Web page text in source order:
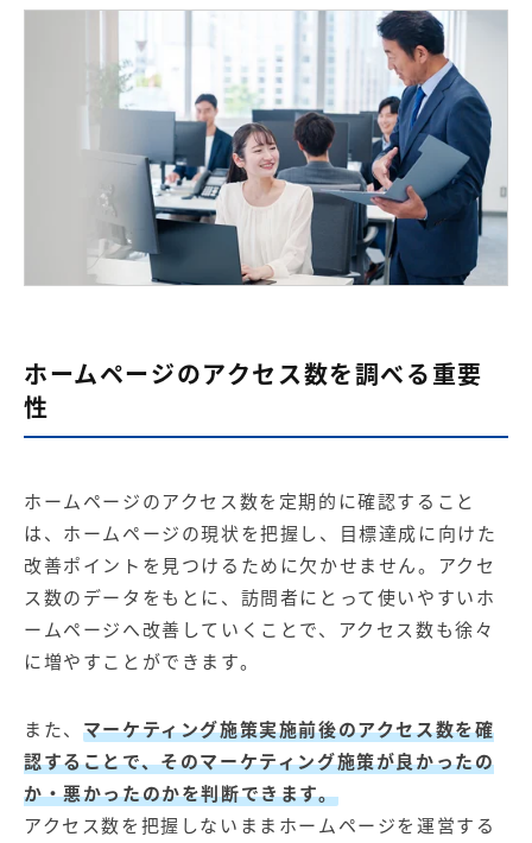
WEBプラス
ホームページのアクセス数を調べる重要
性
ホームページのアクセス数を定期的に確認すること
は、ホームページの現状を把握し、目標達成に向けた
改善ポイントを見つけるために欠かせません。アクセ
ス数のデータをもとに、訪問者にとって使いやすいホ
ームページへ改善していくことで、アクセス数も徐々
に増やすことができます。
また、 マーケティング施策実施前後のアクセス数を確
認することで、そのマーケティング施策が良かったの
か・悪かったのかを判断できます。
アクセス数を把握しないままホームページを運営する